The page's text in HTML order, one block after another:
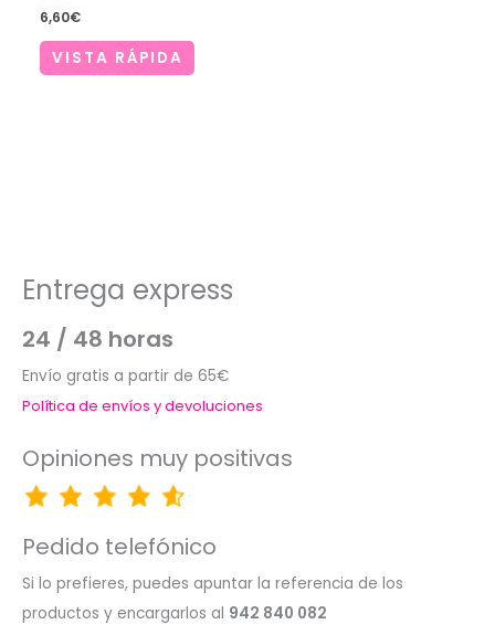
6,60€
VISTA RÁPIDA
Entrega express
24 / 48 horas
Envío gratis a partir de 65€
Política de envíos y devoluciones
Opiniones muy positivas
Pedido telefónico
Si lo prefieres, puedes apuntar la referencia de los
productos y encargarlos al 942 840 082